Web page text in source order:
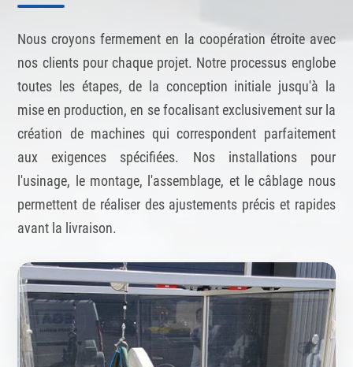
Nous croyons fermement en la coopération étroite avec
nos clients pour chaque projet. Notre processus englobe
toutes les étapes, de la conception initiale jusqu'à la
mise en production, en se focalisant exclusivement sur la
création de machines qui correspondent parfaitement
aux exigences spécifiées. Nos installations pour
l'usinage, le montage, l'assemblage, et le câblage nous
permettent de réaliser des ajustements précis et rapides
avant la livraison.